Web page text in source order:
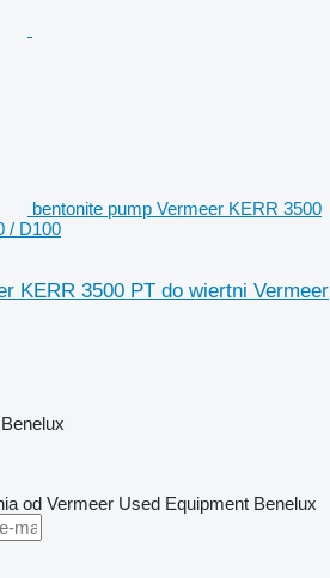
bentonite pump Vermeer KERR 3500
/ D100
KERR 3500 PT do wiertni Vermeer
od Vermeer Used Equipment Benelux